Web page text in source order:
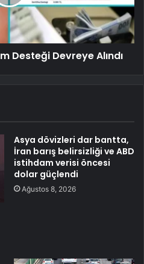
Desteği Devreye Alındı
Asya dövizleri dar bantta,
İran barış belirsizliği ve ABD
istihdam verisi öncesi
dolar güçlendi
Ağustos 8, 2026